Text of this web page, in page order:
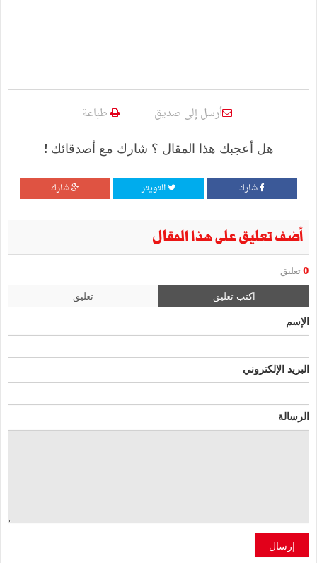
أرسل إلى صديق طباعة
هل أعجبك هذا المقال ؟ شارك مع أصدقائك !
شارك التويتر شارك
أضف تعليق على هذا المقال
0 تعليق
اكتب تعليق تعليق
الإسم
البريد الإلكتروني
الرسالة
إرسال